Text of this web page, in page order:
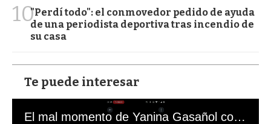
10"Perdí todo": el conmovedor pedido de ayuda
de una periodista deportiva tras incendio de
su casa
Te puede interesar
El mal momento de Yanina Gasañol con un hincha argentino en "Subrayado"